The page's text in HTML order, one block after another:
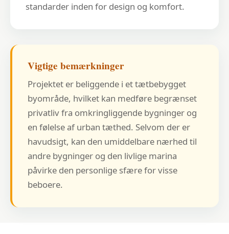
standarder inden for design og komfort.
Vigtige bemærkninger
Projektet er beliggende i et tætbebygget
byområde, hvilket kan medføre begrænset
privatliv fra omkringliggende bygninger og
en følelse af urban tæthed. Selvom der er
havudsigt, kan den umiddelbare nærhed til
andre bygninger og den livlige marina
påvirke den personlige sfære for visse
beboere.